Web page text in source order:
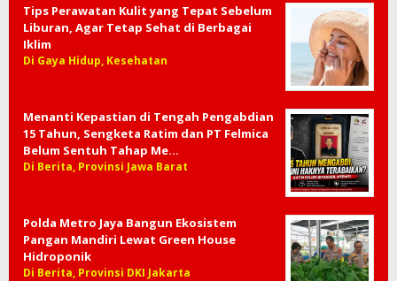
Tips Perawatan Kulit yang Tepat Sebelum
Liburan, Agar Tetap Sehat di Berbagai
Iklim
Di Gaya Hidup, Kesehatan
Menanti Kepastian di Tengah Pengabdian
15 Tahun, Sengketa Ratim dan PT Felmica
Belum Sentuh Tahap Me…
Di Berita, Provinsi Jawa Barat
Polda Metro Jaya Bangun Ekosistem
Pangan Mandiri Lewat Green House
Hidroponik
Di Berita, Provinsi DKI Jakarta